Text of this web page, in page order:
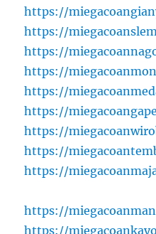
https://
https://
https://
https://
https://
https://
https://
https://
https://
https://
https://